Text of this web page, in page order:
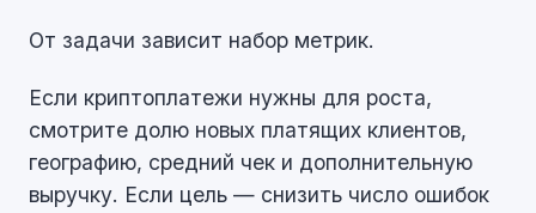
От задачи зависит набор метрик.
Если криптоплатежи нужны для роста,
смотрите долю новых платящих клиентов,
географию, средний чек и дополнительную
выручку. Если цель — снизить число ошибок